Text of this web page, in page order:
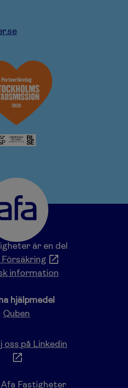
är en del
information
hjälpmedel
Quben
oss på Linkedin
Fastigheter